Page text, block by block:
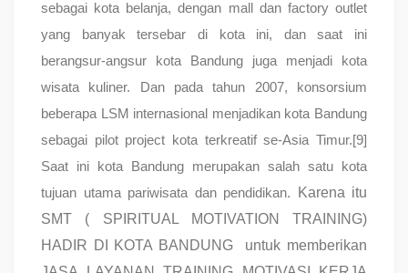
sebagai kota belanja, dengan mall dan factory outlet
yang banyak tersebar di kota ini, dan saat ini
berangsur-angsur kota Bandung juga menjadi kota
wisata kuliner. Dan pada tahun 2007, konsorsium
beberapa LSM internasional menjadikan kota Bandung
sebagai pilot project kota terkreatif se-Asia Timur.[9]
Saat ini kota Bandung merupakan salah satu kota
tujuan utama pariwisata dan pendidikan.
Karena itu
SMT ( SPIRITUAL MOTIVATION TRAINING)
HADIR DI KOTA BANDUNG untuk memberikan